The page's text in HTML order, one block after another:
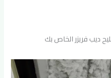
ديب فريزر الخاص بك